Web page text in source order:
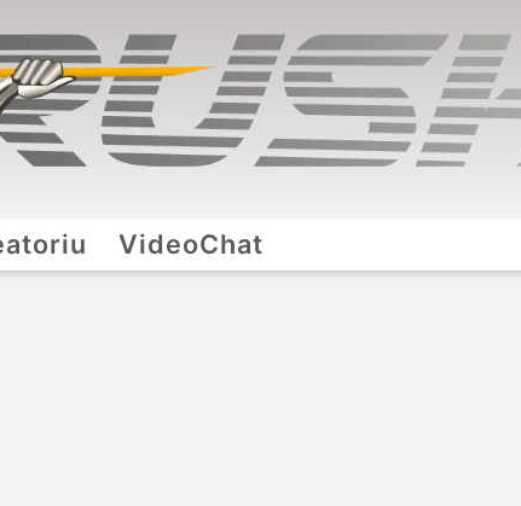
VideoChat